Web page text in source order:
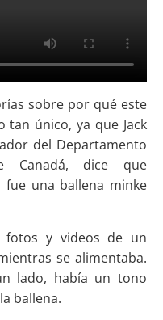
sobre por qué este
único, ya que Jack
del Departamento
Canadá, dice que
una ballena minke
fotos y videos de un
se alimentaba.
lado, había un tono
ballena.